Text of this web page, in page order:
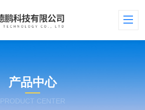
产品中心
PRODUCT CENTER